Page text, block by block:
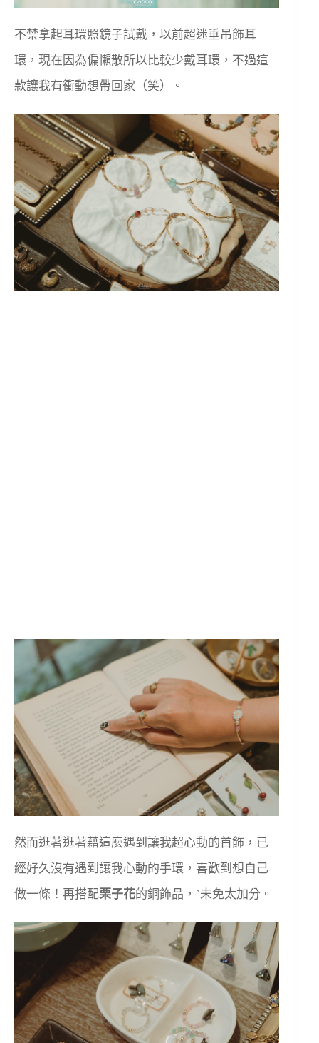
不禁拿起耳環照鏡子試戴，以前超迷垂吊飾耳
環，現在因為偏懶散所以比較少戴耳環，不過這
款讓我有衝動想帶回家（笑）。
然而逛著逛著藉這麼遇到讓我超心動的首飾，已
經好久沒有遇到讓我心動的手環，喜歡到想自己
做一條！再搭配栗子花的銅飾品，ˋ未免太加分。